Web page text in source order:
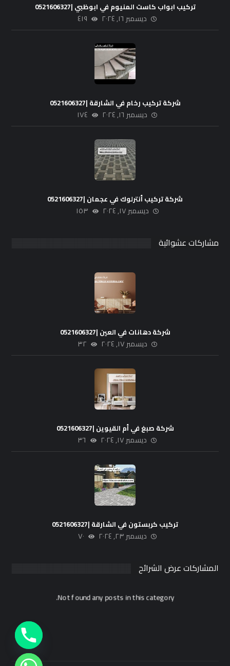
تركيب ابواب كاست المنيوم في ابوظبي |0521606327
ديسمبر ١٦, ٢٠٢٤ ٤١٩
شركة تركيب رخام في الشارقة |0521606327
ديسمبر ١٦, ٢٠٢٤ ١٧٤
شركة تركيب أنترلوك في عجمان |0521606327
ديسمبر ١٧, ٢٠٢٤ ١٥٣
مشاركات عشوائية
شركة دهانات في العين |0521606327
ديسمبر ١٧, ٢٠٢٤ ٣٢
شركة صبغ في أم القيوين |0521606327
ديسمبر ١٧, ٢٠٢٤ ٣٦
تركيب كربستون في الشارقة |0521606327
ديسمبر ٢٣, ٢٠٢٤ ٧٠
المشاركات عرض الشرائح
Not found any posts in this category.